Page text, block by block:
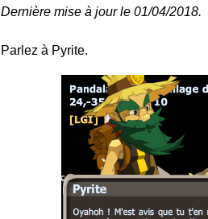
Dernière mise à jour le 01/04/2018.
Parlez à Pyrite.